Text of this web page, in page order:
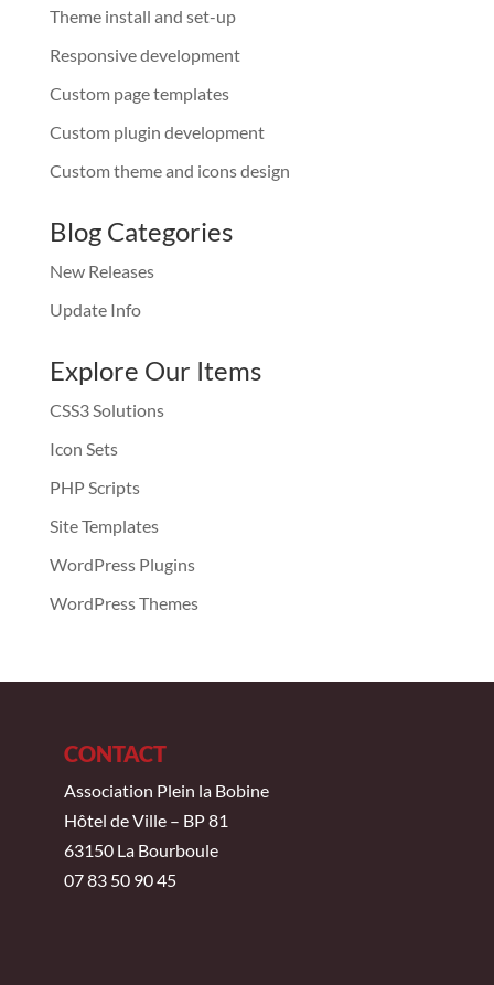
Theme install and set-up
Responsive development
Custom page templates
Custom plugin development
Custom theme and icons design
Blog Categories
New Releases
Update Info
Explore Our Items
CSS3 Solutions
Icon Sets
PHP Scripts
Site Templates
WordPress Plugins
WordPress Themes
CONTACT
Association Plein la Bobine
Hôtel de Ville – BP 81
63150 La Bourboule
07 83 50 90 45